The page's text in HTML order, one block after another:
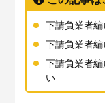
下請負業者
下請負業者
下請負業者
い